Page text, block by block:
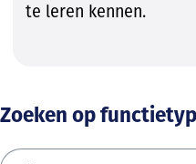
te leren kennen.
Zoeken op